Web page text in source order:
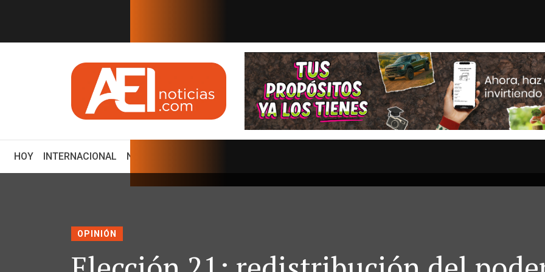
EN TIEMPO REAL
SUS PREFERENCIAS ¿Por qué Perú y México rompieron relaciones diplomát... Fujimori acepta
HOY(CURRENT)
INTERNACIONAL NACIONAL
OPINIÓN